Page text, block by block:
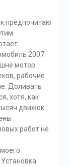
предпочитаю
2007
мотор
рабочие
Доливать
хотя, как
движок
работ не